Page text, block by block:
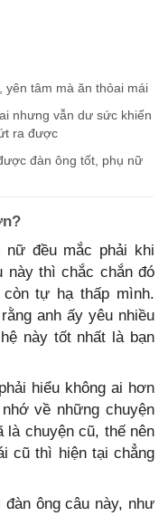
yên tâm mà ăn thỏai mái
nhưng vẫn dư sức khiến
ra được
đàn ông tốt, phụ nữ
đều mắc phải khi
này thì chắc chắn đó
tự hạ thấp mình.
anh ấy yêu nhiều
này tốt nhất là bạn
hiểu không ai hơn
về những chuyện
là chuyện cũ, thế nên
cũ thì hiện tại chẳng
ông câu này, như